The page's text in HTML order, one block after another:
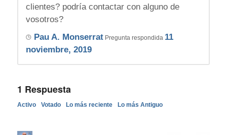
clientes? podría contactar con alguno de
vosotros?
Pau A. MonserratPregunta respondida 11
noviembre, 2019
1 Respuesta
Activo Votado Lo más reciente Lo más Antiguo